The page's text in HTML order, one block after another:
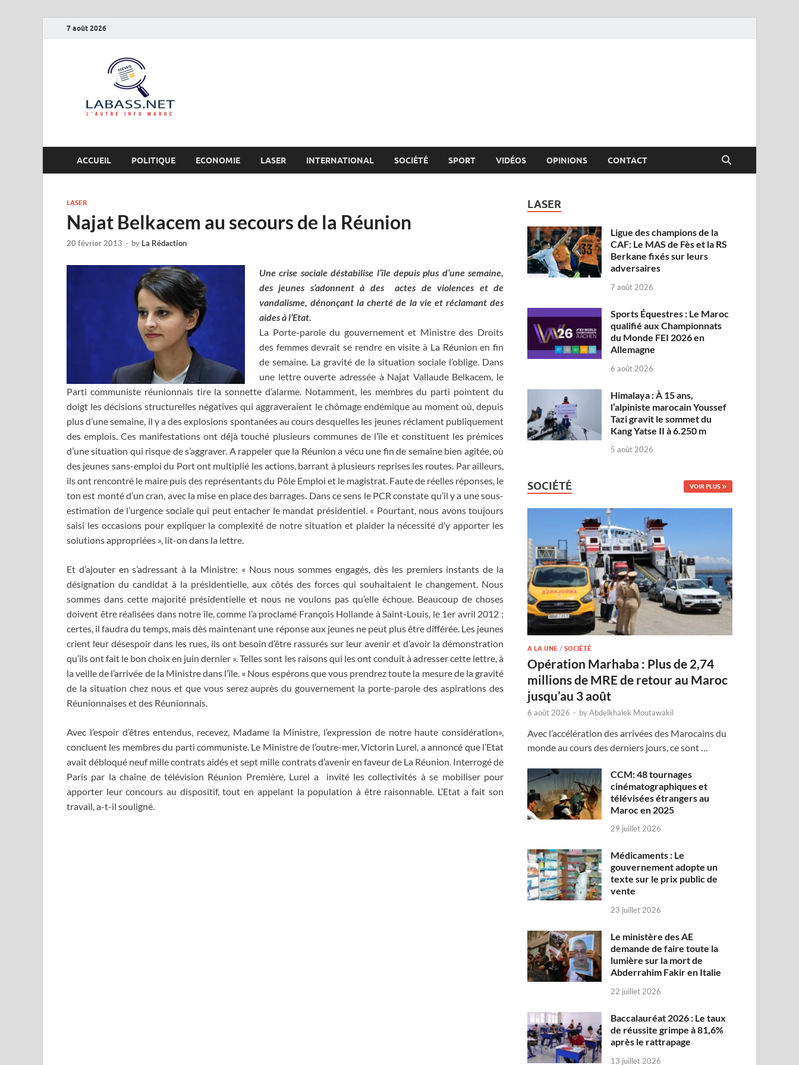
7 août 2026
ACCUEIL POLITIQUE ECONOMIE LASER INTERNATIONAL SOCIÉTÉ SPORT VIDÉOS OPINIONS CONTACT
LASER
Najat Belkacem au secours de la Réunion
20 février 2013 - by La Rédaction
Une crise sociale déstabilise l’île depuis plus d’une semaine,
des jeunes s’adonnent à des actes de violences et de
vandalisme, dénonçant la cherté de la vie et réclamant des
aides à l’Etat.
La Porte-parole du gouvernement et Ministre des Droits
des femmes devrait se rendre en visite à La Réunion en fin
de semaine. La gravité de la situation sociale l’oblige. Dans
une lettre ouverte adressée à Najat Vallaude Belkacem, le
Parti communiste réunionnais tire la sonnette d’alarme. Notamment, les membres du parti pointent du
doigt les décisions structurelles négatives qui aggraveraient le chômage endémique au moment où, depuis
plus d’une semaine, il y a des explosions spontanées au cours desquelles les jeunes réclament publiquement
des emplois. Ces manifestations ont déjà touché plusieurs communes de l’île et constituent les prémices
d’une situation qui risque de s’aggraver. A rappeler que la Réunion a vécu une fin de semaine bien agitée, où
des jeunes sans-emploi du Port ont multiplié les actions, barrant à plusieurs reprises les routes. Par ailleurs,
ils ont rencontré le maire puis des représentants du Pôle Emploi et le magistrat. Faute de réelles réponses, le
ton est monté d’un cran, avec la mise en place des barrages. Dans ce sens le PCR constate qu’il y a une sous-
estimation de l’urgence sociale qui peut entacher le mandat présidentiel. « Pourtant, nous avons toujours
saisi les occasions pour expliquer la complexité de notre situation et plaider la nécessité d’y apporter les
solutions appropriées », lit-on dans la lettre.
Et d’ajouter en s’adressant à la Ministre: « Nous nous sommes engagés, dès les premiers instants de la
désignation du candidat à la présidentielle, aux côtés des forces qui souhaitaient le changement. Nous
sommes dans cette majorité présidentielle et nous ne voulons pas qu’elle échoue. Beaucoup de choses
doivent être réalisées dans notre île, comme l’a proclamé François Hollande à Saint-Louis, le 1er avril 2012 ;
certes, il faudra du temps, mais dès maintenant une réponse aux jeunes ne peut plus être différée. Les jeunes
crient leur désespoir dans les rues, ils ont besoin d’être rassurés sur leur avenir et d’avoir la démonstration
qu’ils ont fait le bon choix en juin dernier ». Telles sont les raisons qui les ont conduit à adresser cette lettre, à
la veille de l’arrivée de la Ministre dans l’île. « Nous espérons que vous prendrez toute la mesure de la gravité
de la situation chez nous et que vous serez auprès du gouvernement la porte-parole des aspirations des
Réunionnaises et des Réunionnais.
Avec l’espoir d’êtres entendus, recevez, Madame la Ministre, l’expression de notre haute considération»,
concluent les membres du parti communiste. Le Ministre de l’outre-mer, Victorin Lurel, a annoncé que l’Etat
avait débloqué neuf mille contrats aidés et sept mille contrats d’avenir en faveur de La Réunion. Interrogé de
Paris par la chaîne de télévision Réunion Première, Lurel a invité les collectivités à se mobiliser pour
apporter leur concours au dispositif, tout en appelant la population à être raisonnable. L’Etat a fait son
travail, a-t-il souligné.
LASER
Ligue des champions de la
CAF: Le MAS de Fès et la RS
Berkane fixés sur leurs
adversaires
7 août 2026
Sports Équestres : Le Maroc
qualifié aux Championnats
du Monde FEI 2026 en
Allemagne
6 août 2026
Himalaya : À 15 ans,
l’alpiniste marocain Youssef
Tazi gravit le sommet du
Kang Yatse II à 6.250 m
5 août 2026
SOCIÉTÉ VOIR PLUS
A LA UNE /SOCIÉTÉ
Opération Marhaba : Plus de 2,74
millions de MRE de retour au Maroc
jusqu’au 3 août
6 août 2026 - byAbdelkhalek Moutawakil
Avec l’accélération des arrivées des Marocains du
monde au cours des derniers jours, ce sont …
CCM: 48 tournages
cinématographiques et
télévisées étrangers au
Maroc en 2025
29 juillet 2026
Médicaments : Le
gouvernement adopte un
texte sur le prix public de
vente
23 juillet 2026
Le ministère des AE
demande de faire toute la
lumière sur la mort de
Abderrahim Fakir en Italie
22 juillet 2026
Baccalauréat 2026 : Le taux
de réussite grimpe à 81,6%
après le rattrapage
13 juillet 2026